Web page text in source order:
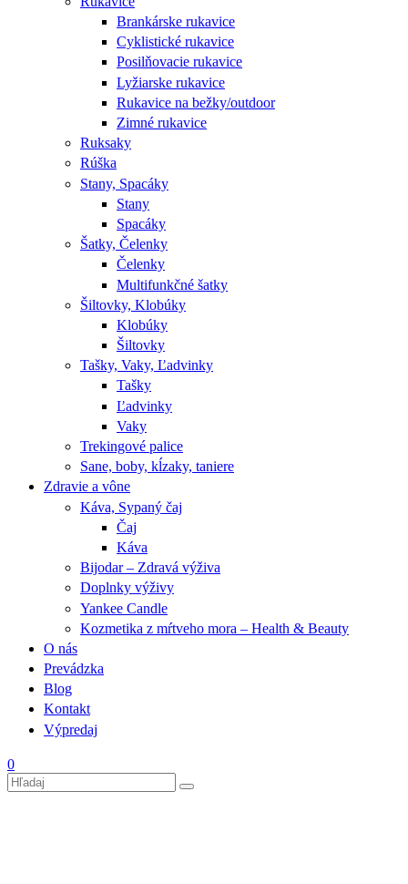
Brankárske rukavice
Cyklistické rukavice
Posilňovacie rukavice
Lyžiarske rukavice
Rukavice na bežky/outdoor
Zimné rukavice
Ruksaky
Rúška
Stany, Spacáky
Stany
Spacáky
Šatky, Čelenky
Čelenky
Multifunkčné šatky
Šiltovky, Klobúky
Klobúky
Šiltovky
Tašky, Vaky, Ľadvinky
Tašky
Ľadvinky
Vaky
Trekingové palice
Sane, boby, kĺzaky, taniere
Zdravie a vône
Káva, Sypaný čaj
Čaj
Káva
Bijodar – Zdravá výživa
Doplnky výživy
Yankee Candle
Kozmetika z mŕtveho mora – Health & Beauty
O nás
Prevádzka
Blog
Kontakt
Výpredaj
0